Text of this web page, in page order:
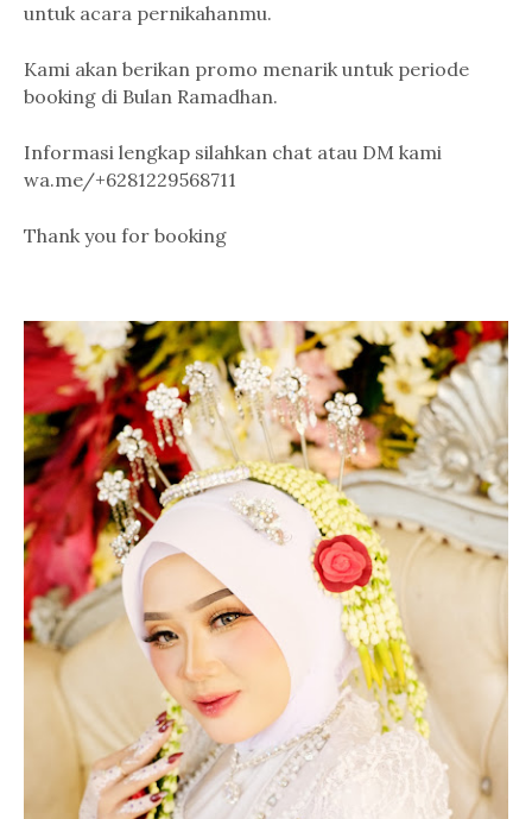
untuk acara pernikahanmu.
Kami akan berikan promo menarik untuk periode
booking di Bulan Ramadhan.
Informasi lengkap silahkan chat atau DM kami
wa.me/+6281229568711
Thank you for booking